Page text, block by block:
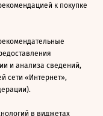
к покупке
и анализа сведений,
сети «Интернет»,
в виджетах